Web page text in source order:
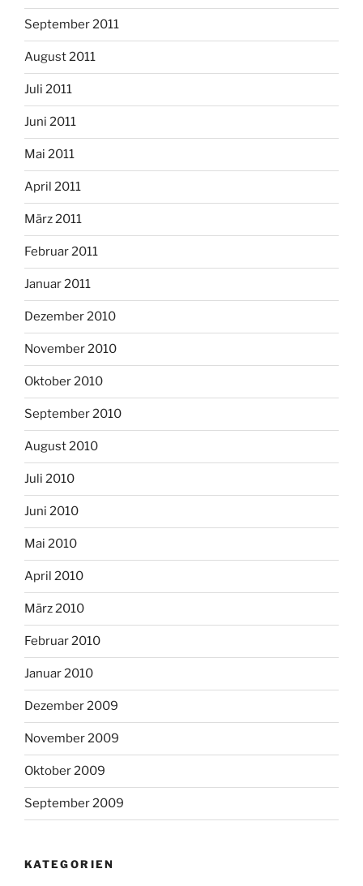
September 2011
August 2011
Juli 2011
Juni 2011
Mai 2011
April 2011
März 2011
Februar 2011
Januar 2011
Dezember 2010
November 2010
Oktober 2010
September 2010
August 2010
Juli 2010
Juni 2010
Mai 2010
April 2010
März 2010
Februar 2010
Januar 2010
Dezember 2009
November 2009
Oktober 2009
September 2009
KATEGORIEN